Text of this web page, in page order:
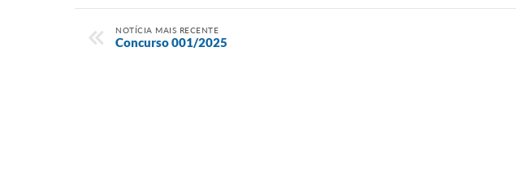
NOTÍCIA MAIS RECENTE
Concurso 001/2025